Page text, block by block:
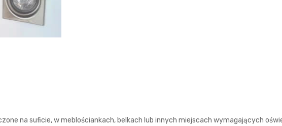
na suficie, w meblościankach, belkach lub innych miejscach wymagających